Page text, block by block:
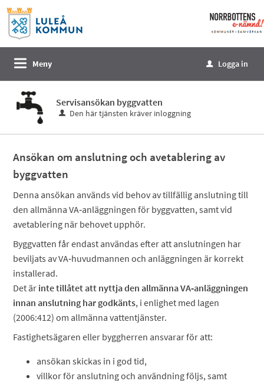
Välkommen
till
tjänster
Norrbottens
enämnd
Meny u Logga in
Servisansökan byggvatten
Den här tjänsten kräver inloggning
Ansökan om anslutning och avetablering av
byggvatten
Denna ansökan används vid behov av tillfällig anslutning till
den allmänna VA‑anläggningen för byggvatten, samt vid
avetablering när behovet upphör.
Byggvatten får endast användas efter att anslutningen har
beviljats av VA‑huvudmannen och anläggningen är korrekt
installerad.
Det är inte tillåtet att nyttja den allmänna VA‑anläggningen
innan anslutning har godkänts, i enlighet med lagen
(2006:412) om allmänna vattentjänster.
Fastighetsägaren eller byggherren ansvarar för att:
ansökan skickas in i god tid,
villkor för anslutning och användning följs, samt